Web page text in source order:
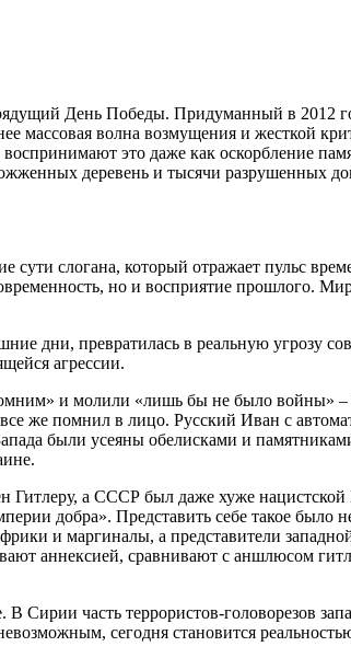
День Победы. Придуманный в 2012
массовая волна возмущения и жесткой
это даже как оскорбление
деревень и тысячи разрушенных
слогана, который отражает пульс
но и восприятие прошлого. Мир
дни, превратилась в реальную угрозу
агрессии.
и молили «лишь бы не было войны» –
же помнил в лицо. Русский Иван с
были усеяны обелисками и
Гитлеру, а СССР был даже хуже
добра». Представить себе такое было
и маргиналы, а представители
аннексией, сравнивают с аншлюсом
часть террористов-головорезов
сегодня становится